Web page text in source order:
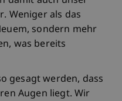
Weniger als das
sondern mehr
was bereits
gesagt werden, dass
Augen liegt. Wir